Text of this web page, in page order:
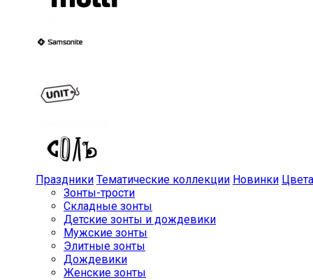
Праздники Тематические коллекции Новинки Цвета
Зонты-трости
Складные зонты
Детские зонты и дождевики
Мужские зонты
Элитные зонты
Дождевики
Женские зонты